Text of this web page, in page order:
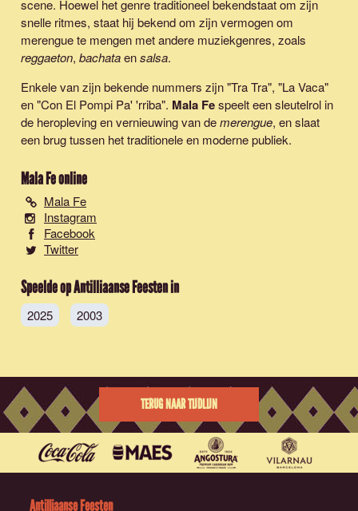
scene. Hoewel het genre traditioneel bekendstaat om zijn
snelle ritmes, staat hij bekend om zijn vermogen om
merengue te mengen met andere muziekgenres, zoals
reggaeton, bachataensalsa.
Enkele van zijn bekende nummers zijn "Tra Tra", "La Vaca"
en "Con El Pompi Pa' 'rriba". Mala Fespeelt een sleutelrol in
de heropleving en vernieuwing van demerengue, en slaat
een brug tussen het traditionele en moderne publiek.
Mala Feonline
Mala Fe
Instagram
Facebook
Twitter
Speelde op Antilliaanse Feesten in
2025 2003
TERUG NAAR TIJDLIJN
Antilliaanse Feesten